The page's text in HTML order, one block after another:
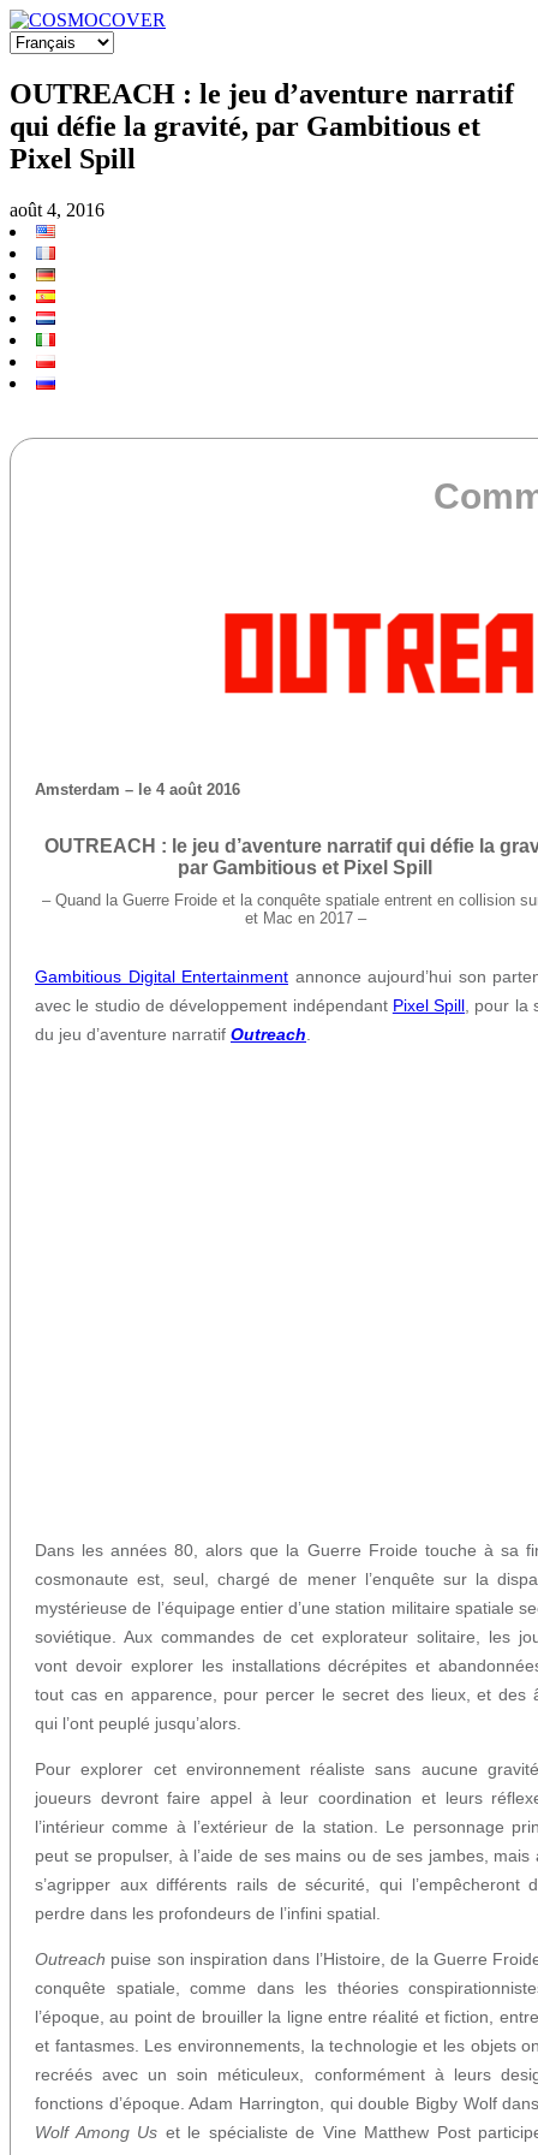
OUTREACH : le jeu d’aventure narratif
qui défie la gravité, par Gambitious et
Pixel Spill
août 4, 2016
Amsterdam – le 4 août 2016
OUTREACH : le jeu d’aventure narratif qui défie la
par Gambitious et Pixel Spill
– Quand la Guerre Froide et la conquête spatiale entrent en collision
et Mac en 2017 –
Gambitious Digital Entertainment annonce aujourd’hui son
avec le studio de développement indépendant Pixel Spill , pour la
du jeu d’aventure narratif Outreach
Dans les années 80, alors que la Guerre Froide touche à sa
cosmonaute est, seul, chargé de mener l’enquête sur la
mystérieuse de l’équipage entier d’une station militaire spatiale
soviétique. Aux commandes de cet explorateur solitaire, les
vont devoir explorer les installations décrépites et
tout cas en apparence, pour percer le secret des lieux, et des
qui l’ont peuplé jusqu’alors.
Pour explorer cet environnement réaliste sans aucune
joueurs devront faire appel à leur coordination et leurs
l’intérieur comme à l’extérieur de la station. Le personnage
peut se propulser, à l’aide de ses mains ou de ses jambes, mais
s’agripper aux différents rails de sécurité, qui l’empêcheront
perdre dans les profondeurs de l’infini spatial.
Outreach puise son inspiration dans l’Histoire, de la Guerre
conquête spatiale, comme dans les théories
l’époque, au point de brouiller la ligne entre réalité et fiction,
et fantasmes. Les environnements, la technologie et les objets
recréés avec un soin méticuleux, conformément à leurs
fonctions d’époque. Adam Harrington, qui double Bigby Wolf
Wolf Among Us et le spécialiste de Vine Matthew Post